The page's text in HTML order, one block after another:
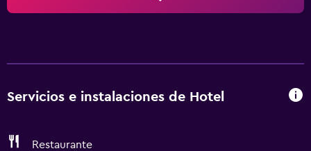
Servicios e instalaciones de Hotel
Restaurante